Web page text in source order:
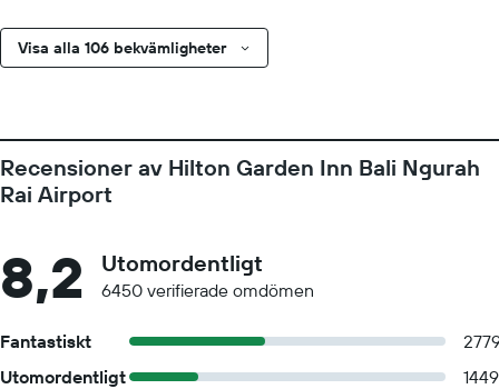
Visa alla 106 bekvämligheter
Recensioner av Hilton Garden Inn Bali Ngurah
Rai Airport
8,2 Utomordentligt
6450 verifierade omdömen
Fantastiskt
Utomordentligt
1449